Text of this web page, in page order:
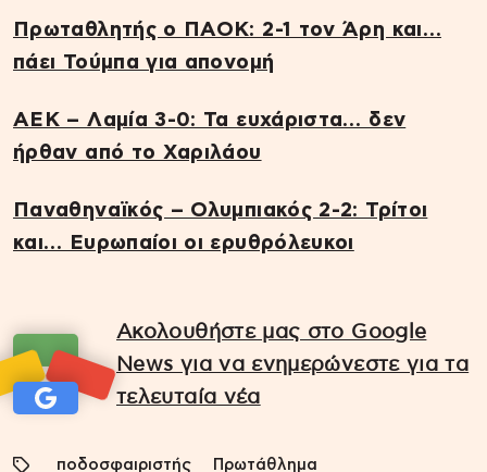
Πρωταθλητής ο ΠΑΟΚ: 2-1 τον Άρη και…
πάει Τούμπα για απονομή
ΑΕΚ – Λαμία 3-0: Τα ευχάριστα… δεν
ήρθαν από το Χαριλάου
Παναθηναϊκός – Ολυμπιακός 2-2: Τρίτοι
και… Ευρωπαίοι οι ερυθρόλευκοι
Ακολουθήστε μας στο Google
News για να ενημερώνεστε για τα
τελευταία νέα
ποδοσφαιριστής Πρωτάθλημα